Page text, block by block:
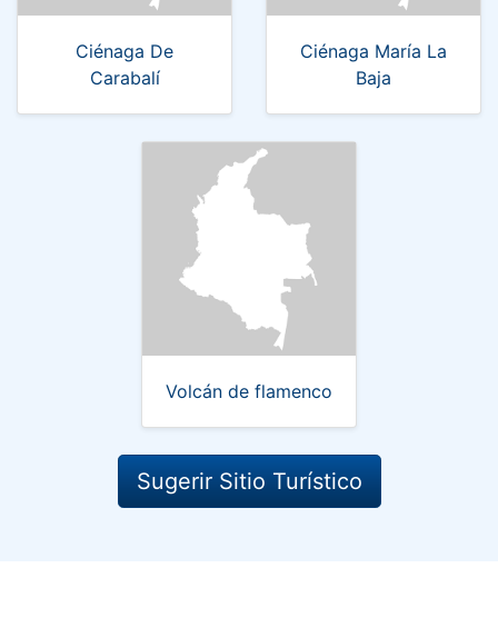
Ciénaga De
Carabalí
Ciénaga María La
Baja
Volcán de flamenco
Sugerir Sitio Turístico